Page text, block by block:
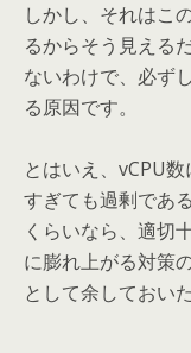
しかし、それはこ
るからそう見える
ないわけで、必ず
る原因です。
とはいえ、vCPU
すぎても過剰であ
くらいなら、適切
に膨れ上がる対策
として余しておい